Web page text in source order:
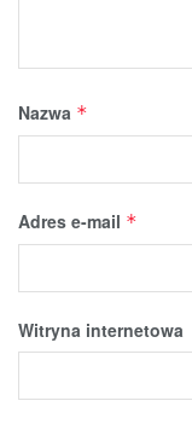
Nazwa *
Adres e-mail *
Witryna internetowa